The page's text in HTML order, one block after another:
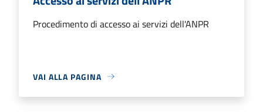
Procedimento di accesso ai servizi dell'ANPR
VAI ALLA PAGINA